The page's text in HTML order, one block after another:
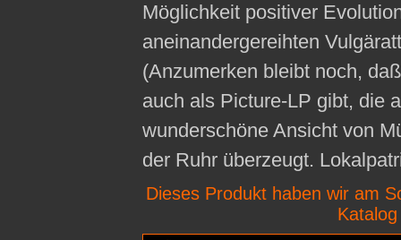
Möglichkeit positiver
aneinandergereihten
(Anzumerken bleibt noch,
auch als Picture-LP gibt, die
wunderschöne Ansicht von
der Ruhr überzeugt.
Dieses Produkt haben wir am